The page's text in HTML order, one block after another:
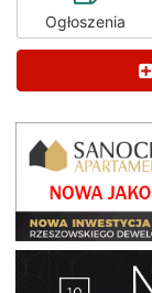
Ogłoszenia